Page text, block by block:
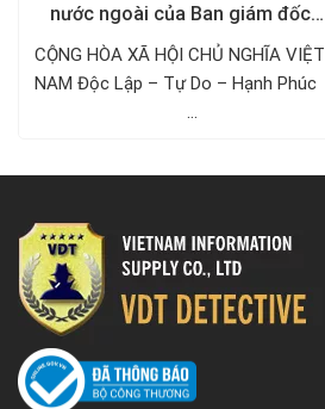
nước ngoài của Ban giám đốc
Công ty Thám tử VDT năm 2024
CỘNG HÒA XÃ HỘI CHỦ NGHĨA VIỆT
NAM Độc Lập – Tự Do – Hạnh Phúc ­­­­­­­­­­­­­­­­­­­­
...